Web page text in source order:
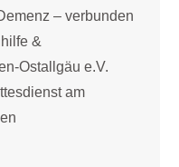
– verbunden
&
Ostallgäu e.V.
am